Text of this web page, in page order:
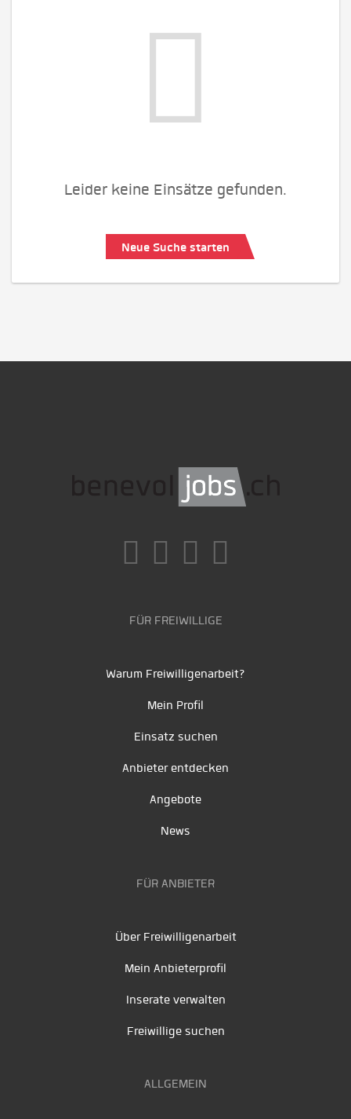
Leider keine Einsätze gefunden.
Neue Suche starten
FÜR FREIWILLIGE
Warum Freiwilligenarbeit?
Mein Profil
Einsatz suchen
Anbieter entdecken
Angebote
News
FÜR ANBIETER
Über Freiwilligenarbeit
Mein Anbieterprofil
Inserate verwalten
Freiwillige suchen
ALLGEMEIN